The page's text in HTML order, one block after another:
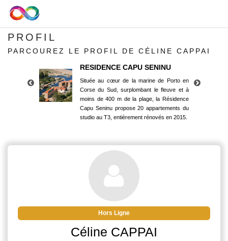
PROFIL
PARCOUREZ LE PROFIL DE CÉLINE CAPPAI
RESIDENCE CAPU SENINU
Située au cœur de la marine de Porto en
Corse du Sud, surplombant le fleuve et à
moins de 400 m de la plage, la Résidence
Capu Seninu propose 20 appartements du
studio au T3, entièrement rénovés en 2015.
Corse du Sud, surplombant le fleuve et à
moins de 400 m de la plage, la Résidence
Capu Seninu propose 20 appartements du
studio au T3, entièrement rénovés en 2015.
Hors Ligne
Céline CAPPAI